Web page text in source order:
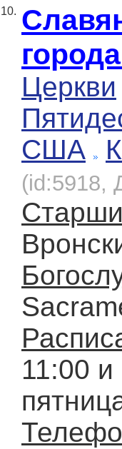
10.
Церкви
США
(id:5918,
11:00 и